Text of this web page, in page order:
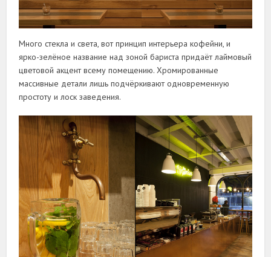
Много стекла и света, вот принцип интерьера кофейни, и
ярко-зелёное название над зоной бариста придаёт лаймовый
цветовой акцент всему помещению. Хромированные
массивные детали лишь подчёркивают одновременную
простоту и лоск заведения.